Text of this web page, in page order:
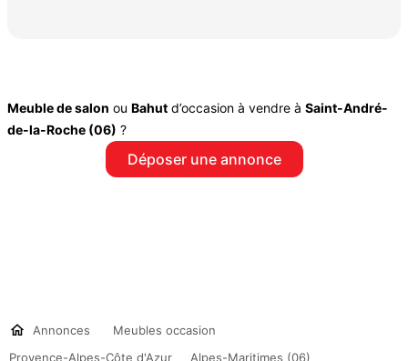
Meuble de salon ou Bahut d’occasion à vendre à Saint-André-
de-la-Roche (06) ?
Déposer une annonce
Annonces
Meubles occasion
Provence-Alpes-Côte d'Azur
Alpes-Maritimes (06)